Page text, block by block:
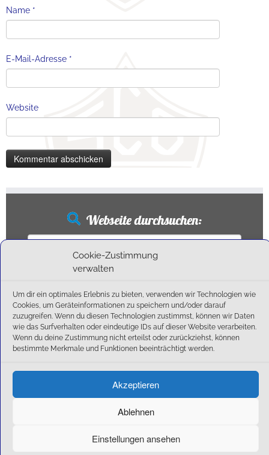
Cookie-Zustimmung
verwalten
Um dir ein optimales Erlebnis zu bieten, verwenden wir Technologien wie
Cookies, um Geräteinformationen zu speichern und/oder darauf
zuzugreifen. Wenn du diesen Technologien zustimmst, können wir Daten
wie das Surfverhalten oder eindeutige IDs auf dieser Website verarbeiten.
Wenn du deine Zustimmung nicht erteilst oder zurückziehst, können
bestimmte Merkmale und Funktionen beeinträchtigt werden.
Akzeptieren
Ablehnen
Einstellungen ansehen
Name *
E-Mail-Adresse *
Website
Webseite durchsuchen:
Suchen
Neueste Beiträge
Ballschule erweitert!
6:1-Triumph im Heimfinale: Der SC Olching schießt sich zurück in die Landesliga!
Außensaison 2025
Start am 01. September!
SC Olching e.V.·Präsentiert von